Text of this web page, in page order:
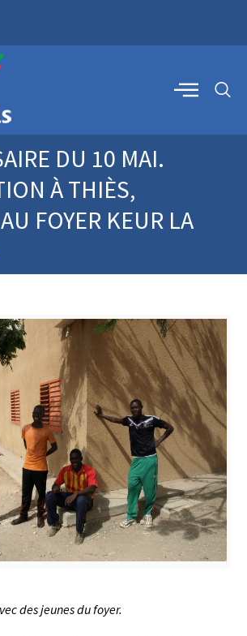
DU 10 MAI.
À THIÈS,
FOYER KEUR LA
des jeunes du foyer.